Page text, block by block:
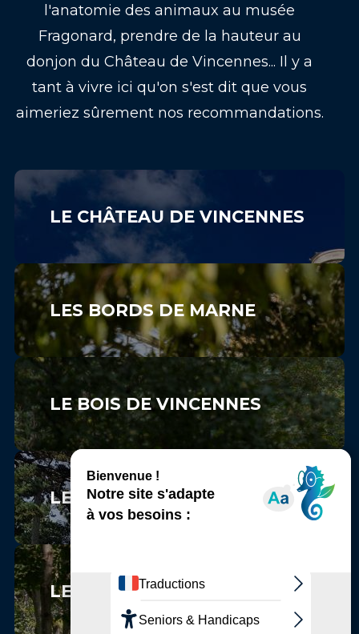
l'anatomie des animaux au musée
Fragonard, prendre de la hauteur au
donjon du Château de Vincennes... Il y a
tant à vivre ici qu'on s'est dit que vous
aimeriez sûrement nos recommandations.
LE CHÂTEAU DE VINCENNES
LES BORDS DE MARNE
LE BOIS DE VINCENNES
LE PARC FLORAL DE PARIS
LE BOIS SAINT-MARTIN